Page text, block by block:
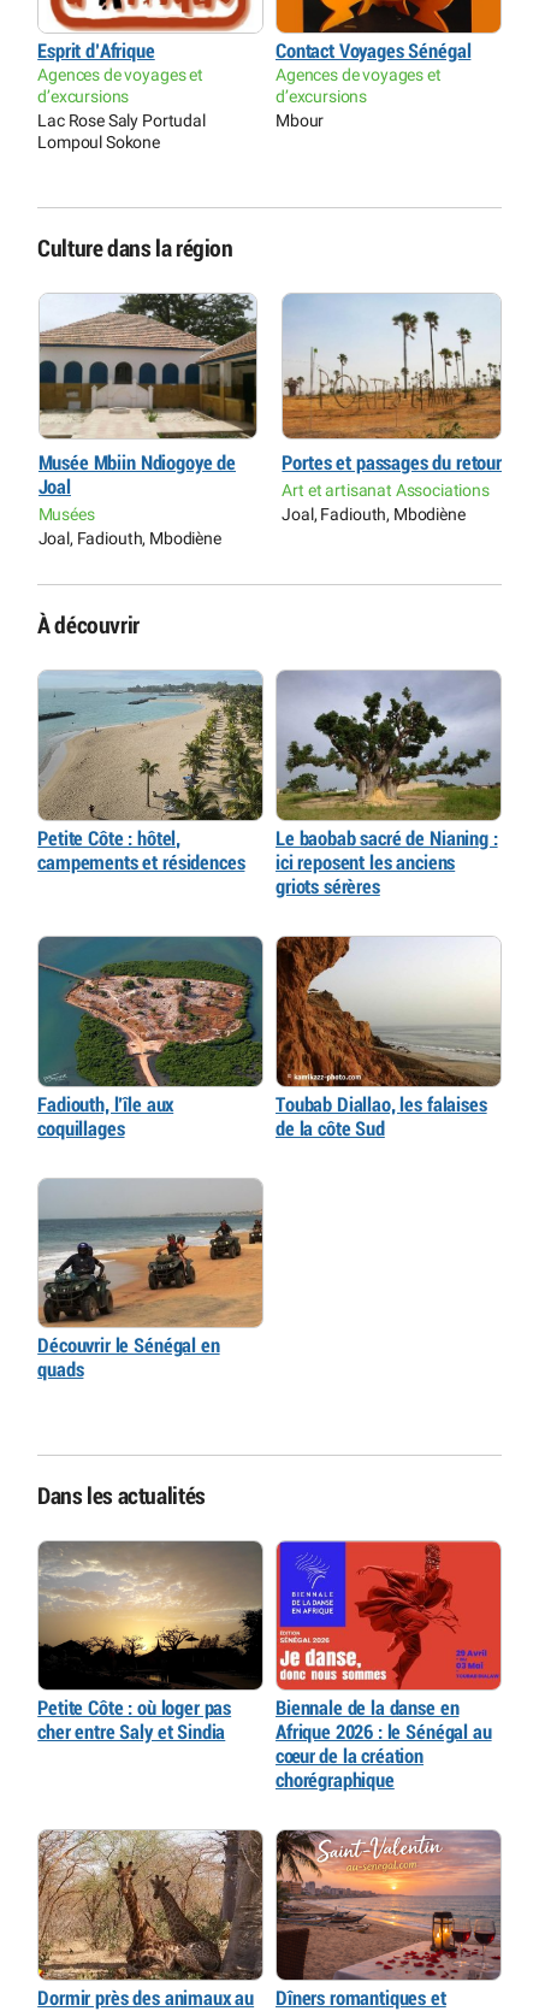
Esprit d’Afrique
Agences de voyages et
d’excursions
Lac Rose Saly Portudal
Lompoul Sokone
Contact Voyages Sénégal
Agences de voyages et
d’excursions
Mbour
Culture dans la région
Musée Mbiin Ndiogoye de
Joal
Musées
Joal, Fadiouth, Mbodiène
Portes et passages du retour
Art et artisanat Associations
Joal, Fadiouth, Mbodiène
À découvrir
Petite Côte : hôtel,
campements et résidences
Le baobab sacré de Nianing :
ici reposent les anciens
griots sérères
Fadiouth, l’île aux
coquillages
Toubab Diallao, les falaises
de la côte Sud
Découvrir le Sénégal en
quads
Dans les actualités
Petite Côte : où loger pas
cher entre Saly et Sindia
Biennale de la danse en
Afrique 2026 : le Sénégal au
cœur de la création
chorégraphique
Dormir près des animaux au
Dîners romantiques et